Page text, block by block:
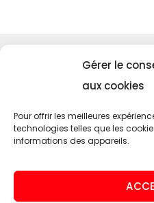
Gérer le
aux cookies
Pour offrir les meilleures
technologies telles que les
informations des appareils.
Entretien de